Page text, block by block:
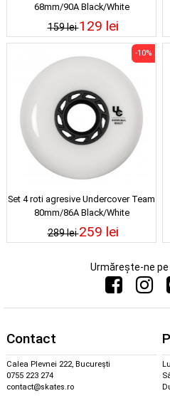
68mm/90A Black/White
159 lei129 lei
Set 4 roti agresive Undercover Team
80mm/86A Black/White
289 lei
-10%
259 lei
Urmărește-ne
Contact
Calea Plevnei 222, București
0755 223 274
contact@skates.ro